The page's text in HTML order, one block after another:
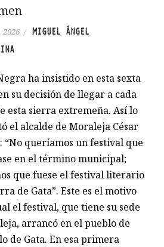
/ MIGUEL ÁNGEL
ha insistido en esta sexta
su decisión de llegar a cada
esta sierra extremeña. Así lo
el alcalde de Moraleja César
queríamos un festival que
en el término municipal;
que fuese el festival literario
de Gata”. Este es el motivo
el festival, que tiene su sede
arrancó en el pueblo de
de Gata. En esa primera